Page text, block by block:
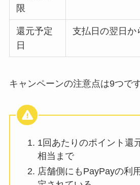
限
還元予定
日
支払日の翌日か
キャンペーンの注意点は9つです
1回あたりのポイント還
相当まで
店舗側にもPayPayの利